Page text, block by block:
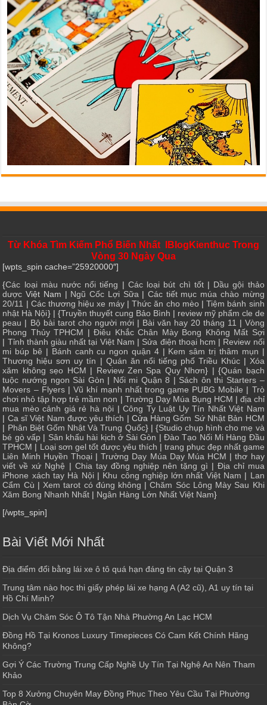
Từ Khóa Tìm Kiếm Phổ Biến Nhất IBlogKienthuc Trong
Vòng 30 Ngày Qua
[wpts_spin cache=”25920000″]
{Các loại màu nước nổi tiếng | Các loại bút chì tốt| Dầu gội thảo
dược Việt Nam | Ngũ Cốc Lợi Sữa| Các tiết mục múa chào mừng
20/11 | Các thương hiệu xe máy|Thức ăn cho mèo|Tiệm bánh sinh
nhật Hà Nội} | {Truyền thuyết cung Bảo Bình | review mỹ phẩm cle de
peau | Bộ bài tarot cho người mới| Bài văn hay 20 tháng 11 | Vòng
Phong Thủy TPHCM |Điêu Khắc Chân Mày Bong Không Mất Sợi
| Tỉnh thành giàu nhất tại Việt Nam | Sửa điện thoại hcm | Review nối
mi búp bê | Bánh canh cu ngon quận 4| Kem sâm trị thâm mụn |
Thương hiệu sơn uy tín | Quán ăn nổi tiếng phố Triều Khúc| Xóa
xăm không sẹo HCM | Review Zen Spa Quy Nhơn} | {Quán bạch
tuộc nướng ngon Sài Gòn | Nối mi Quận 8 | Sách ôn thi Starters –
Movers – Flyers| Vũ khí mạnh nhất trong game PUBG Mobile | Trò
chơi nhỏ tập hợp trẻ mầm non | Trường Dạy Múa Bụng HCM | địa chỉ
mua mèo cảnh giá rẻ hà nội |Công Ty Luật Uy Tín Nhất Việt Nam
| Ca sĩ Việt Nam được yêu thích | Cửa Hàng Gốm Sứ Nhật Bản HCM
| Phân Biệt Gốm Nhật Và Trung Quốc} | {Studio chụp hình cho mẹ và
bé gò vấp | Sân khấu hài kịch ở Sài Gòn |Đào Tạo Nối Mi Hàng Đầu
TPHCM | Loại sơn gel tốt được yêu thích | trang phục đẹp nhất game
Liên Minh Huyền Thoại|Trường Dạy Múa Dạy Múa HCM |thơ hay
viết về xứ Nghệ | Chia tay đồng nghiệp nên tặng gì | Địa chỉ mua
iPhone xách tay Hà Nội| Khu công nghiệp lớn nhất Việt Nam | Lan
Cẩm Cù |Xem tarot có đúng không |Chăm Sóc Lông Mày Sau Khi
Xăm Bong Nhanh Nhất | Ngân Hàng Lớn Nhất Việt Nam}
[/wpts_spin]
Bài Viết Mới Nhất
Địa điểm đổi bằng lái xe ô tô quá hạn đáng tin cậy tại Quận 3
Trung tâm nào học thi giấy phép lái xe hạng A (A2 cũ), A1 uy tín tại
Hồ Chí Minh?
Dịch Vụ Chăm Sóc Ô Tô Tận Nhà Phường An Lạc HCM
Đồng Hồ Tại Kronos Luxury Timepieces Có Cam Kết Chính Hãng
Không?
Gợi Ý Các Trường Trung Cấp Nghề Uy Tín Tại Nghệ An Nên Tham
Khảo
Top 8 Xưởng Chuyên May Đồng Phục Theo Yêu Cầu Tại Phường